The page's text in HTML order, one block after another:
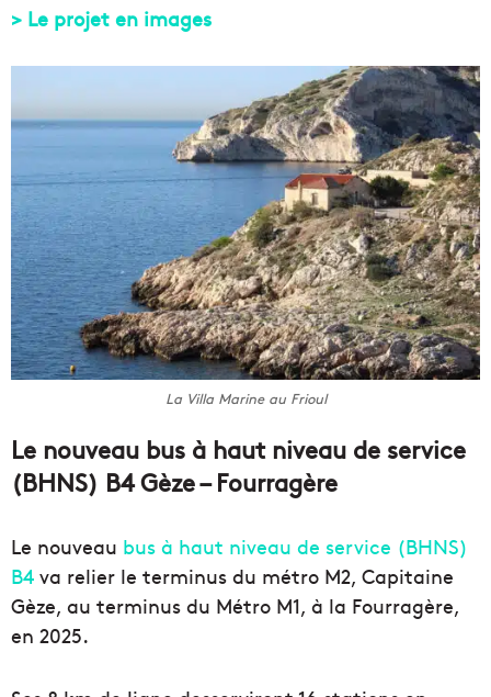
> Le projet en images
La Villa Marine au Frioul
Le nouveau bus à haut niveau de service
(BHNS) B4 Gèze – Fourragère
Le nouveau bus à haut niveau de service (BHNS)
B4 va relier le terminus du métro M2, Capitaine
Gèze, au terminus du Métro M1, à la Fourragère,
en 2025.